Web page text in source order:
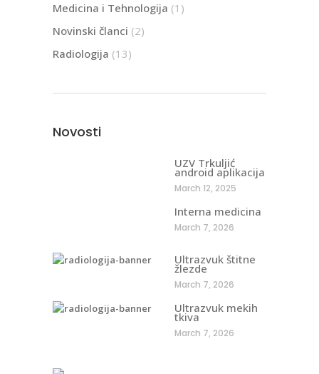
Medicina i Tehnologija (1)
Novinski članci (2)
Radiologija (13)
Novosti
UZV Trkuljić
android aplikacija
March 12, 2025
Interna medicina
March 7, 2026
Ultrazvuk štitne
žlezde
March 7, 2026
Ultrazvuk mekih
tkiva
March 7, 2026